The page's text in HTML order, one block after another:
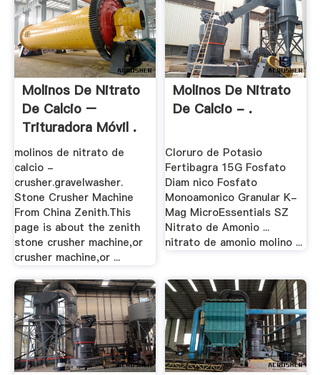
Molinos De Nitrato
De Calcio –
Trituradora Móvil .
molinos de nitrato de
calcio -
crusher.gravelwasher.
Stone Crusher Machine
From China Zenith.This
page is about the zenith
stone crusher machine,or
crusher machine,or ...
Molinos De Nitrato
De Calcio - .
Cloruro de Potasio
Fertibagra 15G Fosfato
Diam nico Fosfato
Monoamonico Granular K-
Mag MicroEssentials SZ
Nitrato de Amonio ...
nitrato de amonio molino ...